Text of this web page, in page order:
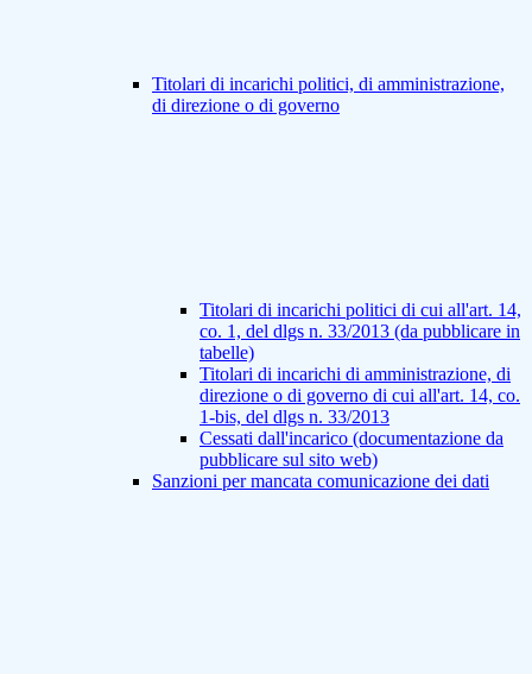
Titolari di incarichi politici, di amministrazione,
di direzione o di governo
Titolari di incarichi politici di cui all'art. 14,
co. 1, del dlgs n. 33/2013 (da pubblicare in
tabelle)
Titolari di incarichi di amministrazione, di
direzione o di governo di cui all'art. 14, co.
1-bis, del dlgs n. 33/2013
Cessati dall'incarico (documentazione da
pubblicare sul sito web)
Sanzioni per mancata comunicazione dei dati